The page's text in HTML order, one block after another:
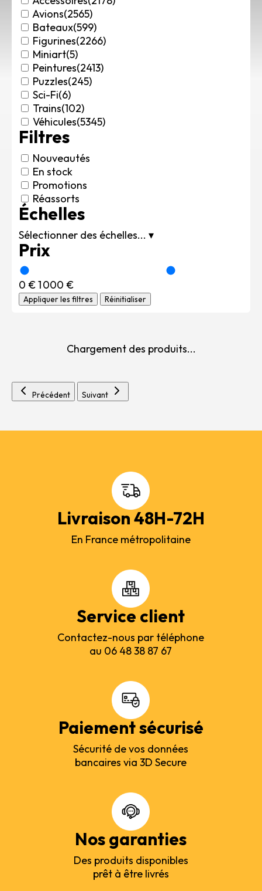
Rechercher des produits...
Mon panier 0
0,00€
Connexion / Inscription
Véhicules
Avions
Bateaux
Trains
Figurines
Accessoires
Puzzles
Carte cadeau
Maquette par marque
Avions(2565)
Bateaux(599)
Figurines(2266)
Miniart(5)
Peintures(2413)
Puzzles(245)
Sci-Fi(6)
Trains(102)
Véhicules(5345)
Filtres
Nouveautés
En stock
Promotions
Réassorts
Échelles
Sélectionner des échelles... ▾
Prix
0 €1 000 €
Appliquer les filtres Réinitialiser
Chargement des produits...
Précédent Suivant
Livraison 48H-72H
En France métropolitaine
Service client
Contactez-nous par téléphone
au 06 48 38 87 67
Paiement sécurisé
Sécurité de vos données
bancaires via 3D Secure
Nos garanties
Des produits disponibles
prêt à être livrés